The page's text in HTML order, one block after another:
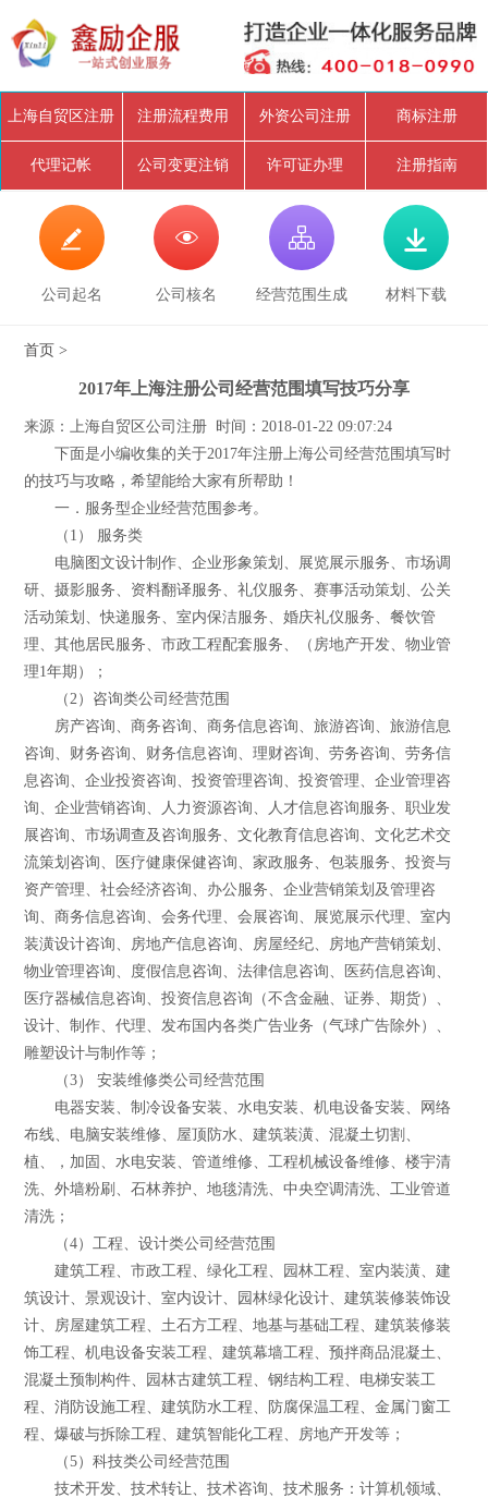
上海自贸区注册 注册流程费用 外资公司注册 商标注册
代理记帐 公司变更注销 许可证办理 注册指南

公司起名

公司核名

经营范围生成

材料下载
首页 >
2017年上海注册公司经营范围填写技巧分享
来源：上海自贸区公司注册 时间：2018-01-22 09:07:24
下面是小编收集的关于2017年注册上海公司经营范围填写时
的技巧与攻略，希望能给大家有所帮助！
一．服务型企业经营范围参考。
（1） 服务类
电脑图文设计制作、企业形象策划、展览展示服务、市场调
研、摄影服务、资料翻译服务、礼仪服务、赛事活动策划、公关
活动策划、快递服务、室内保洁服务、婚庆礼仪服务、餐饮管
理、其他居民服务、市政工程配套服务、（房地产开发、物业管
理1年期）；
（2）咨询类公司经营范围
房产咨询、商务咨询、商务信息咨询、旅游咨询、旅游信息
咨询、财务咨询、财务信息咨询、理财咨询、劳务咨询、劳务信
息咨询、企业投资咨询、投资管理咨询、投资管理、企业管理咨
询、企业营销咨询、人力资源咨询、人才信息咨询服务、职业发
展咨询、市场调查及咨询服务、文化教育信息咨询、文化艺术交
流策划咨询、医疗健康保健咨询、家政服务、包装服务、投资与
资产管理、社会经济咨询、办公服务、企业营销策划及管理咨
询、商务信息咨询、会务代理、会展咨询、展览展示代理、室内
装潢设计咨询、房地产信息咨询、房屋经纪、房地产营销策划、
物业管理咨询、度假信息咨询、法律信息咨询、医药信息咨询、
医疗器械信息咨询、投资信息咨询（不含金融、证券、期货）、
设计、制作、代理、发布国内各类广告业务（气球广告除外）、
雕塑设计与制作等；
（3） 安装维修类公司经营范围
电器安装、制冷设备安装、水电安装、机电设备安装、网络
布线、电脑安装维修、屋顶防水、建筑装潢、混凝土切割、
植、，加固、水电安装、管道维修、工程机械设备维修、楼宇清
洗、外墙粉刷、石林养护、地毯清洗、中央空调清洗、工业管道
清洗；
（4）工程、设计类公司经营范围
建筑工程、市政工程、绿化工程、园林工程、室内装潢、建
筑设计、景观设计、室内设计、园林绿化设计、建筑装修装饰设
计、房屋建筑工程、土石方工程、地基与基础工程、建筑装修装
饰工程、机电设备安装工程、建筑幕墙工程、预拌商品混凝土、
混凝土预制构件、园林古建筑工程、钢结构工程、电梯安装工
程、消防设施工程、建筑防水工程、防腐保温工程、金属门窗工
程、爆破与拆除工程、建筑智能化工程、房地产开发等；
（5）科技类公司经营范围
技术开发、技术转让、技术咨询、技术服务：计算机领域、